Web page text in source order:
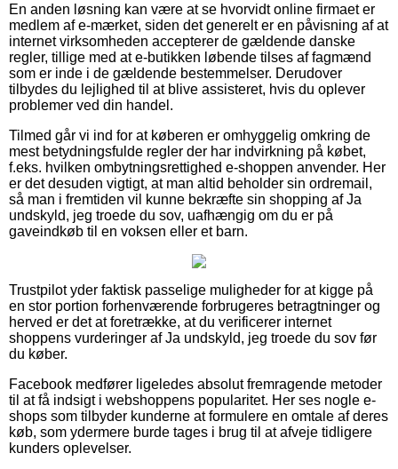
En anden løsning kan være at se hvorvidt online firmaet er
medlem af e-mærket, siden det generelt er en påvisning af at
internet virksomheden accepterer de gældende danske
regler, tillige med at e-butikken løbende tilses af fagmænd
som er inde i de gældende bestemmelser. Derudover
tilbydes du lejlighed til at blive assisteret, hvis du oplever
problemer ved din handel.
Tilmed går vi ind for at køberen er omhyggelig omkring de
mest betydningsfulde regler der har indvirkning på købet,
f.eks. hvilken ombytningsrettighed e-shoppen anvender. Her
er det desuden vigtigt, at man altid beholder sin ordremail,
så man i fremtiden vil kunne bekræfte sin shopping af Ja
undskyld, jeg troede du sov, uafhængig om du er på
gaveindkøb til en voksen eller et barn.
Trustpilot yder faktisk passelige muligheder for at kigge på
en stor portion forhenværende forbrugeres betragtninger og
herved er det at foretrække, at du verificerer internet
shoppens vurderinger af Ja undskyld, jeg troede du sov før
du køber.
Facebook medfører ligeledes absolut fremragende metoder
til at få indsigt i webshoppens popularitet. Her ses nogle e-
shops som tilbyder kunderne at formulere en omtale af deres
køb, som ydermere burde tages i brug til at afveje tidligere
kunders oplevelser.